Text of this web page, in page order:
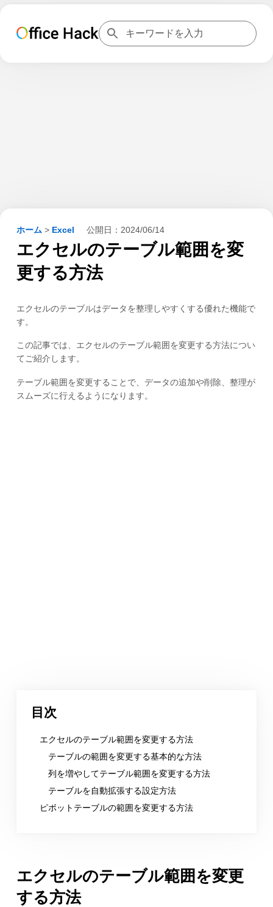
ホーム > Excel 公開日： 2024/06/14
エクセルのテーブル範囲を変
更する方法
エクセルのテーブルはデータを整理しやすくする優れた機能で
す。
この記事では、エクセルのテーブル範囲を変更する方法につい
てご紹介します。
テーブル範囲を変更することで、データの追加や削除、整理が
スムーズに行えるようになります。
目次
エクセルのテーブル範囲を変更する方法
テーブルの範囲を変更する基本的な方法
列を増やしてテーブル範囲を変更する方法
テーブルを自動拡張する設定方法
ピボットテーブルの範囲を変更する方法
エクセルのテーブル範囲を変更
する方法